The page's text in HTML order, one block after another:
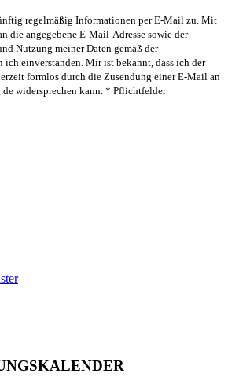
regelmäßig Informationen per E-Mail zu. Mit
die angegebene E-Mail-Adresse sowie der
Nutzung meiner Daten gemäß der
ich einverstanden. Mir ist bekannt, dass ich der
formlos durch die Zusendung einer E-Mail an
widersprechen kann. * Pflichtfelder